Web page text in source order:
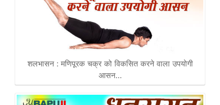
शलभासन : मणिपूरक चक्र को विकसित करने वाला उपयोगी
आसन…